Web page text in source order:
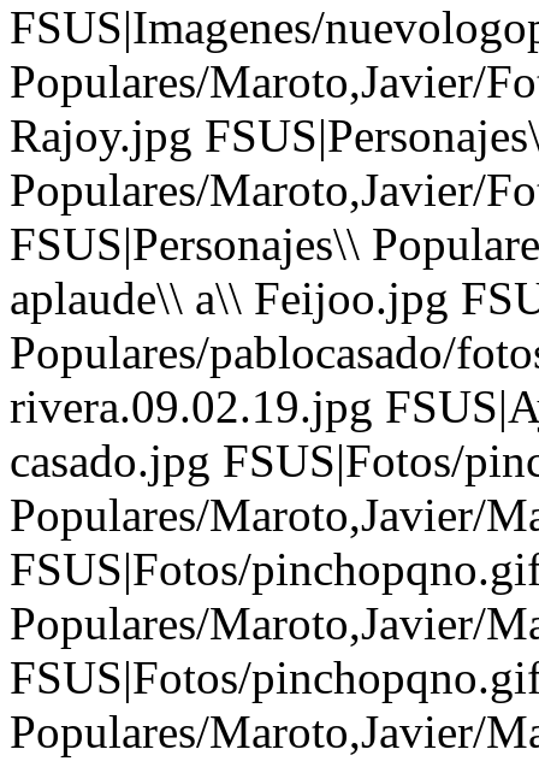
FSUS|Imagenes/
Populares/Maroto,Javier/
Rajoy.jpg
Populares/Maroto,Javier/
FSUS|Personajes\\
aplaude\\ a\\ Feijoo.jpg
Populares/pablocasado/
rivera.09.02.19.jpg
casado.jpg FSUS|Fotos/
Populares/Maroto,Javier/
FSUS|Fotos/
Populares/Maroto,Javier/
FSUS|Fotos/
Populares/Maroto,Javier/